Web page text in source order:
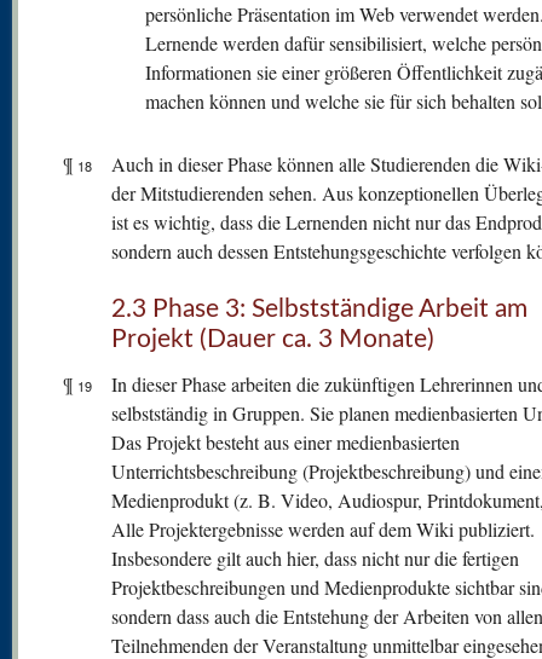
persönliche Präsentation im Web verwendet
Lernende werden dafür sensibilisiert, welche
Informationen sie einer größeren Öffentlichkeit
machen können und welche sie für sich behalten
¶ 18
Auch in dieser Phase können alle Studierenden die
der Mitstudierenden sehen. Aus konzeptionellen
ist es wichtig, dass die Lernenden nicht nur das
sondern auch dessen Entstehungsgeschichte verfolgen
2.3 Phase 3: Selbstständige Arbeit am
Projekt (Dauer ca. 3 Monate)
¶ 19
In dieser Phase arbeiten die zukünftigen Lehrerinnen
selbstständig in Gruppen. Sie planen medienbasierten
Das Projekt besteht aus einer medienbasierten
Unterrichtsbeschreibung (Projektbeschreibung) und
Medienprodukt (z. B. Video, Audiospur,
Alle Projektergebnisse werden auf dem Wiki publiziert.
Insbesondere gilt auch hier, dass nicht nur die fertigen
Projektbeschreibungen und Medienprodukte sichtbar
sondern dass auch die Entstehung der Arbeiten von allen
Teilnehmenden der Veranstaltung unmittelbar